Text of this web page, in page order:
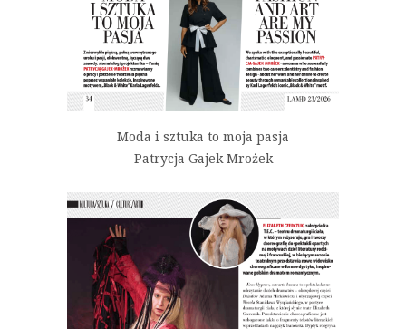
Moda i sztuka to moja pasja
Patrycja Gajek Mrożek